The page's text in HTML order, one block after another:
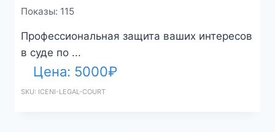
Показы: 115
Профессиональная защита ваших интересов
в суде по ...
Цена: 5000₽
SKU: ICENI-LEGAL-COURT